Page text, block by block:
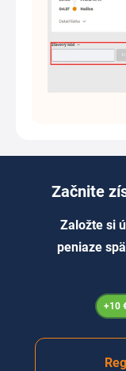
Začnite
Založte si
peniaze
+10